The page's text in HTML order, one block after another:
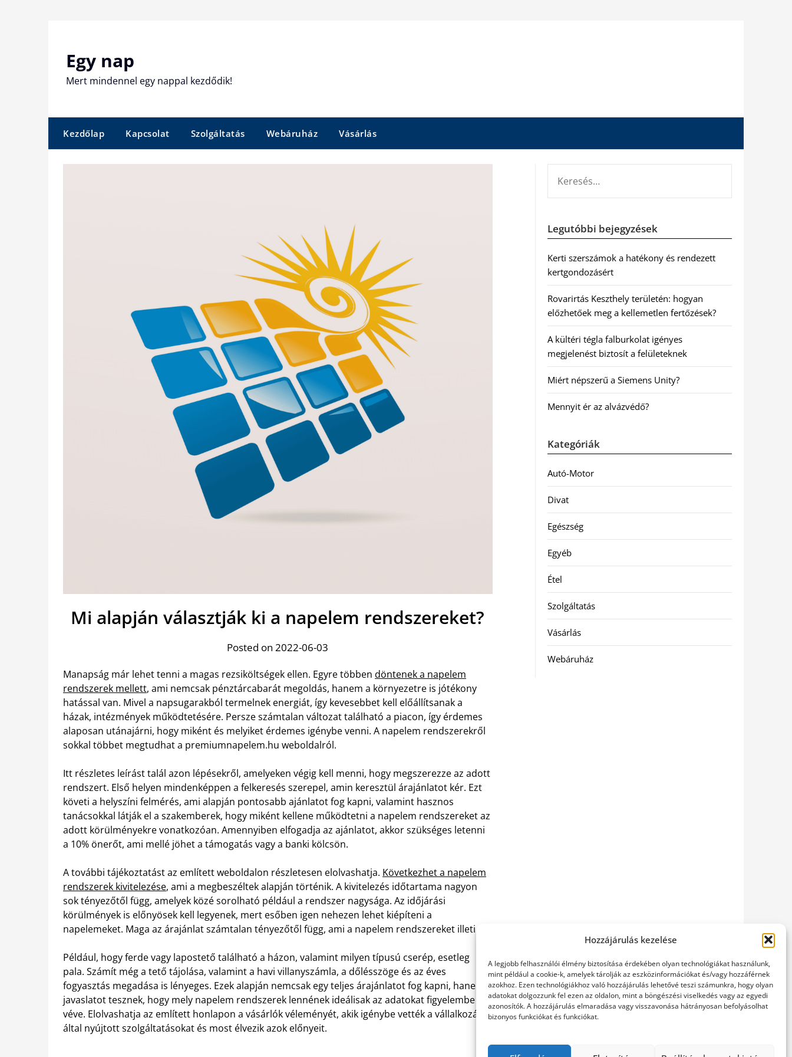
Hozzájárulás kezelése
A legjobb felhasználói élmény biztosítása érdekében olyan technológiákat használunk,
mint például a cookie-k, amelyek tárolják az eszközinformációkat és/vagy hozzáférnek
azokhoz. Ezen technológiákhoz való hozzájárulás lehetővé teszi számunkra, hogy olyan
adatokat dolgozzunk fel ezen az oldalon, mint a böngészési viselkedés vagy az egyedi
azonosítók. A hozzájárulás elmaradása vagy visszavonása hátrányosan befolyásolhat
bizonyos funkciókat és funkciókat.
Egy nap
Mert mindennel egy nappal kezdődik!
Kezdőlap Kapcsolat Szolgáltatás Webáruház Vásárlás
Mi alapján választják ki a napelem rendszereket?
Posted on 2022-06-03
Manapság már lehet tenni a magas rezsiköltségek ellen. Egyre többen döntenek a napelem
rendszerek mellett, ami nemcsak pénztárcabarát megoldás, hanem a környezetre is jótékony
hatással van. Mivel a napsugarakból termelnek energiát, így kevesebbet kell előállítsanak a
házak, intézmények működtetésére. Persze számtalan változat található a piacon, így érdemes
alaposan utánajárni, hogy miként és melyiket érdemes igénybe venni. A napelem rendszerekről
sokkal többet megtudhat a premiumnapelem.hu weboldalról.
Itt részletes leírást talál azon lépésekről, amelyeken végig kell menni, hogy megszerezze az adott
rendszert. Első helyen mindenképpen a felkeresés szerepel, amin keresztül árajánlatot kér. Ezt
követi a helyszíni felmérés, ami alapján pontosabb ajánlatot fog kapni, valamint hasznos
tanácsokkal látják el a szakemberek, hogy miként kellene működtetni a napelem rendszereket az
adott körülményekre vonatkozóan. Amennyiben elfogadja az ajánlatot, akkor szükséges letenni
a 10% önerőt, ami mellé jöhet a támogatás vagy a banki kölcsön.
A további tájékoztatást az említett weboldalon részletesen elolvashatja. Következhet a napelem
rendszerek kivitelezése, ami a megbeszéltek alapján történik. A kivitelezés időtartama nagyon
sok tényezőtől függ, amelyek közé sorolható például a rendszer nagysága. Az időjárási
körülmények is előnyösek kell legyenek, mert esőben igen nehezen lehet kiépíteni a
napelemeket. Maga az árajánlat számtalan tényezőtől függ, ami a napelem rendszereket illeti.
Például, hogy ferde vagy lapostető található a házon, valamint milyen típusú cserép, esetleg
pala. Számít még a tető tájolása, valamint a havi villanyszámla, a dőlésszöge és az éves
fogyasztás megadása is lényeges. Ezek alapján nemcsak egy teljes árajánlatot fog kapni, hanem
javaslatot tesznek, hogy mely napelem rendszerek lennének ideálisak az adatokat figyelembe
véve. Elolvashatja az említett honlapon a vásárlók véleményét, akik igénybe vették a vállalkozás
által nyújtott szolgáltatásokat és most élvezik azok előnyeit.
Legutóbbi bejegyzések
Kerti szerszámok a hatékony és rendezett
kertgondozásért
Rovarirtás Keszthely területén: hogyan
előzhetőek meg a kellemetlen fertőzések?
A kültéri tégla falburkolat igényes
megjelenést biztosít a felületeknek
Miért népszerű a Siemens Unity?
Mennyit ér az alvázvédő?
Kategóriák
Autó-Motor
Divat
Egészség
Egyéb
Étel
Szolgáltatás
Vásárlás
Webáruház